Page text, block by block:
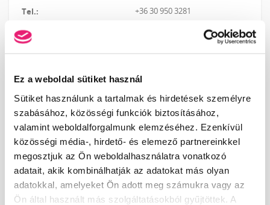
Ez a weboldal sütiket használ
Sütiket használunk a tartalmak és hirdetések személyre
szabásához, közösségi funkciók biztosításához,
valamint weboldalforgalmunk elemzéséhez. Ezenkívül
közösségi média-, hirdető- és elemező partnereinkkel
megosztjuk az Ön weboldalhasználatra vonatkozó
adatait, akik kombinálhatják az adatokat más olyan
adatokkal, amelyeket Ön adott meg számukra vagy az
Ön által használt más szolgáltatásokból gyűjtöttek. A
+36 30 950 3281
akademia@crystalnails.hu
KOSÁR TARTALMA
A kosár üres.
KOSÁR JELENTKEZÉS
KÖRMÖSAKADÉMIA